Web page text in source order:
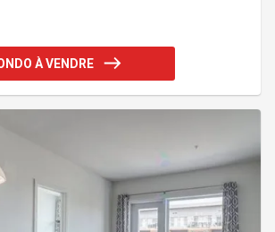
familiale munie d'une glissade
ouverts selon les saisons -Piscine
l'été -Salle de réunion à l'usage des
marche, le vélo, la raquette
À VENDRE